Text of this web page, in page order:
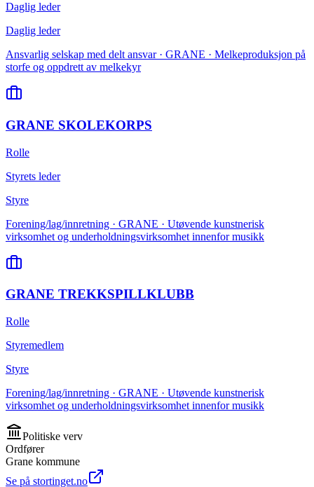
Daglig leder
Daglig leder
Ansvarlig selskap med delt ansvar · GRANE · Melkeproduksjon på
storfe og oppdrett av melkekyr
GRANE SKOLEKORPS
Rolle
Styrets leder
Styre
Forening/lag/innretning · GRANE · Utøvende kunstnerisk
virksomhet og underholdningsvirksomhet innenfor musikk
GRANE TREKKSPILLKLUBB
Rolle
Styremedlem
Styre
Forening/lag/innretning · GRANE · Utøvende kunstnerisk
virksomhet og underholdningsvirksomhet innenfor musikk
Politiske verv
Ordfører
Grane kommune
Se på stortinget.no